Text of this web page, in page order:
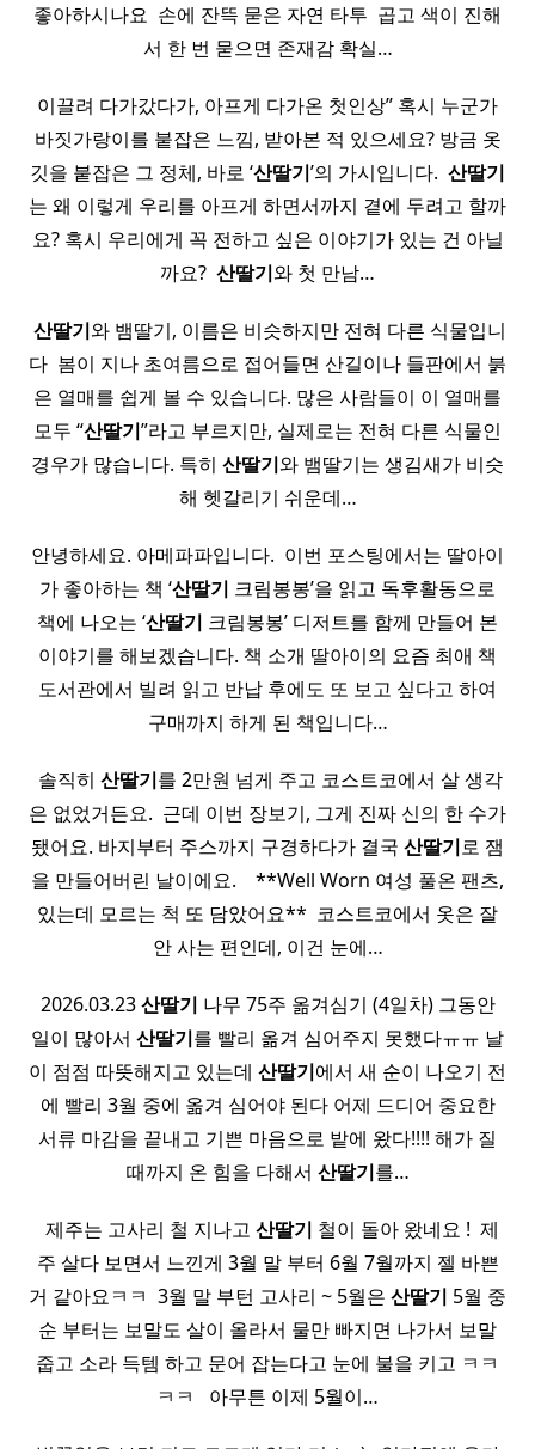
좋아하시나요 ​ 손에 잔뜩 묻은 자연 타투 ​ 곱고 색이 진해
서 한 번 묻으면 존재감 확실…
이끌려 다가갔다가, 아프게 다가온 첫인상” 혹시 누군가
바짓가랑이를 붙잡은 느낌, 받아본 적 있으세요? 방금 옷
깃을 붙잡은 그 정체, 바로 ‘산딸기’의 가시입니다. ​ 산딸기
는 왜 이렇게 우리를 아프게 하면서까지 곁에 두려고 할까
요? 혹시 우리에게 꼭 전하고 싶은 이야기가 있는 건 아닐
까요? ​ 산딸기와 첫 만남…
산딸기와 뱀딸기, 이름은 비슷하지만 전혀 다른 식물입니
다 ​ 봄이 지나 초여름으로 접어들면 산길이나 들판에서 붉
은 열매를 쉽게 볼 수 있습니다. 많은 사람들이 이 열매를
모두 “산딸기”라고 부르지만, 실제로는 전혀 다른 식물인
경우가 많습니다. 특히 산딸기와 뱀딸기는 생김새가 비슷
해 헷갈리기 쉬운데…
안녕하세요. 아메파파입니다. ​ 이번 포스팅에서는 딸아이
가 좋아하는 책 ‘산딸기 크림봉봉’을 읽고 독후활동으로
책에 나오는 ‘산딸기 크림봉봉’ 디저트를 함께 만들어 본
이야기를 해보겠습니다. 책 소개 딸아이의 요즘 최애 책
도서관에서 빌려 읽고 반납 후에도 또 보고 싶다고 하여
구매까지 하게 된 책입니다…
​ 솔직히 산딸기를 2만원 넘게 주고 코스트코에서 살 생각
은 없었거든요. ​ 근데 이번 장보기, 그게 진짜 신의 한 수가
됐어요. 바지부터 주스까지 구경하다가 결국 산딸기로 잼
을 만들어버린 날이에요. ​ ​ ​ **Well Worn 여성 풀온 팬츠,
있는데 모르는 척 또 담았어요** ​ 코스트코에서 옷은 잘
안 사는 편인데, 이건 눈에…
2026.03.23산딸기 나무 75주 옮겨심기 (4일차) 그동안
일이 많아서 산딸기를 빨리 옮겨 심어주지 못했다ㅠㅠ 날
이 점점 따뜻해지고 있는데 산딸기에서 새 순이 나오기 전
에 빨리 3월 중에 옮겨 심어야 된다 어제 드디어 중요한
서류 마감을 끝내고 기쁜 마음으로 밭에 왔다!!!! 해가 질
때까지 온 힘을 다해서 산딸기를…
​ ​ 제주는 고사리 철 지나고 산딸기 철이 돌아 왔네요 ! ​ 제
주 살다 보면서 느낀게 3월 말 부터 6월 7월까지 젤 바쁜
거 같아요ㅋㅋ ​ 3월 말 부턴 고사리 ~ 5월은 산딸기 5월 중
순 부터는 보말도 살이 올라서 물만 빠지면 나가서 보말
줍고 소라 득템 하고 문어 잡는다고 눈에 불을 키고 ㅋㅋ
ㅋㅋ ​ ​ 아무튼 이제 5월이…